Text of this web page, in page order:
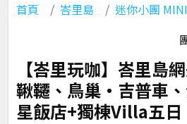
首頁 峇里島
迷你小團
【峇里玩咖】峇里島
鞦韆、鳥巢‧吉普車
星飯店+獨棟Villa五日